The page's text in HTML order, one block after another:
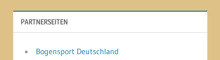
PARTNERSEITEN
Bogensport Deutschland